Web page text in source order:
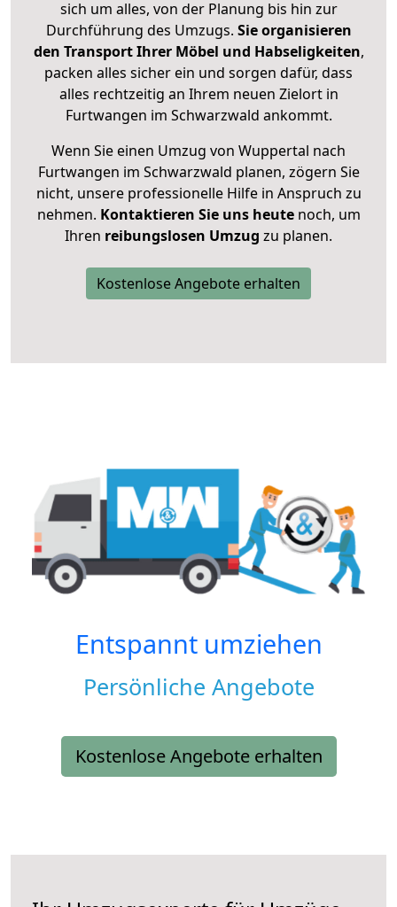
sich um alles, von der Planung bis hin zur
Durchführung des Umzugs. Sie organisieren
den Transport Ihrer Möbel und Habseligkeiten,
packen alles sicher ein und sorgen dafür, dass
alles rechtzeitig an Ihrem neuen Zielort in
Furtwangen im Schwarzwald ankommt.
Wenn Sie einen Umzug von Wuppertal nach
Furtwangen im Schwarzwald planen, zögern Sie
nicht, unsere professionelle Hilfe in Anspruch zu
nehmen. Kontaktieren Sie uns heutenoch, um
Ihren reibungslosen Umzug zu planen.
Kostenlose Angebote erhalten
Entspannt umziehen
Persönliche Angebote
Kostenlose Angebote erhalten